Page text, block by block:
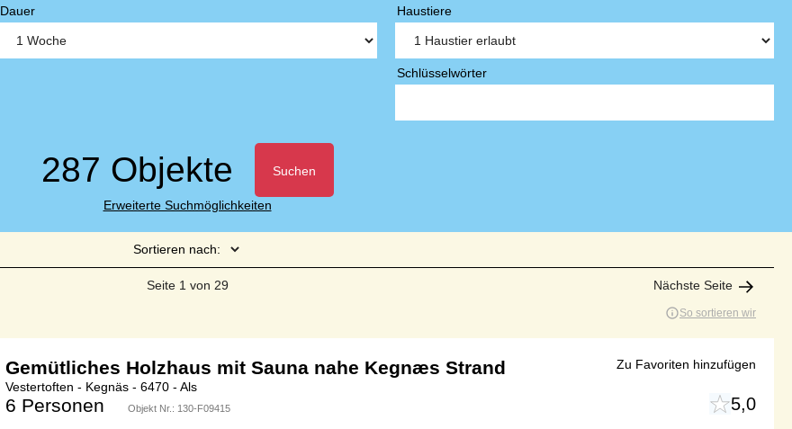
Dauer Haustiere
Schlüsselwörter
287 Objekte Suchen
Erweiterte Suchmöglichkeiten
Sortieren nach:
Seite 1 von 29 Nächste Seite
So sortieren wir
Gemütliches Holzhaus mit Sauna nahe Kegnæs Strand
Vestertoften - Kegnäs - 6470 - Als
6 Personen Objekt Nr.: 130-F09415 5,0
Zu Favoriten hinzufügen